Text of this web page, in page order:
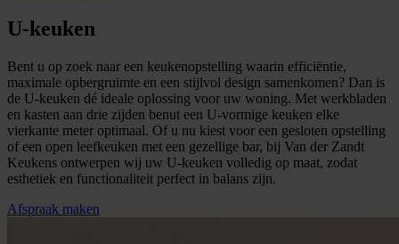
U-keuken
Bent u op zoek naar een keukenopstelling waarin efficiëntie,
maximale opbergruimte en een stijlvol design samenkomen? Dan is
de U-keuken dé ideale oplossing voor uw woning. Met werkbladen
en kasten aan drie zijden benut een U-vormige keuken elke
vierkante meter optimaal. Of u nu kiest voor een gesloten opstelling
of een open leefkeuken met een gezellige bar, bij Van der Zandt
Keukens ontwerpen wij uw U-keuken volledig op maat, zodat
esthetiek en functionaliteit perfect in balans zijn.
Afspraak maken